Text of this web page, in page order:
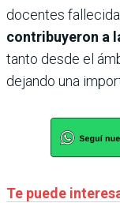
docentes
contribuyeron a
tanto desde el
dejando una
Te puede